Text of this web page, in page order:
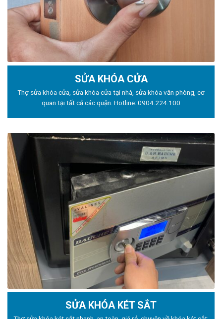
SỬA KHÓA CỬA
Thợ sửa khóa cửa, sửa khóa cửa tại nhà, sửa khóa văn phòng, cơ
quan tại tất cả các quận. Hotline: 0904.224.100
SỬA KHÓA KÉT SẮT